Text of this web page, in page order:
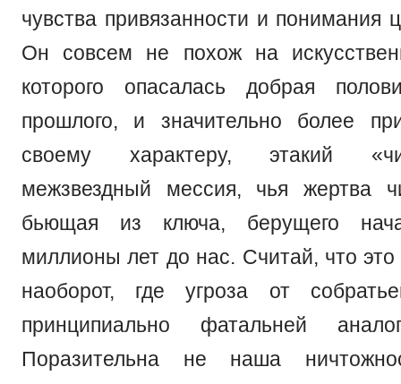
чувства привязанности и понимания
Он совсем не похож на
которого опасалась добрая
прошлого, и значительно более
своему характеру, этакий
межзвездный мессия, чья жертва
бьющая из ключа, берущего
миллионы лет до нас. Считай, что
наоборот, где угроза от
принципиально фатальней
Поразительна не наша